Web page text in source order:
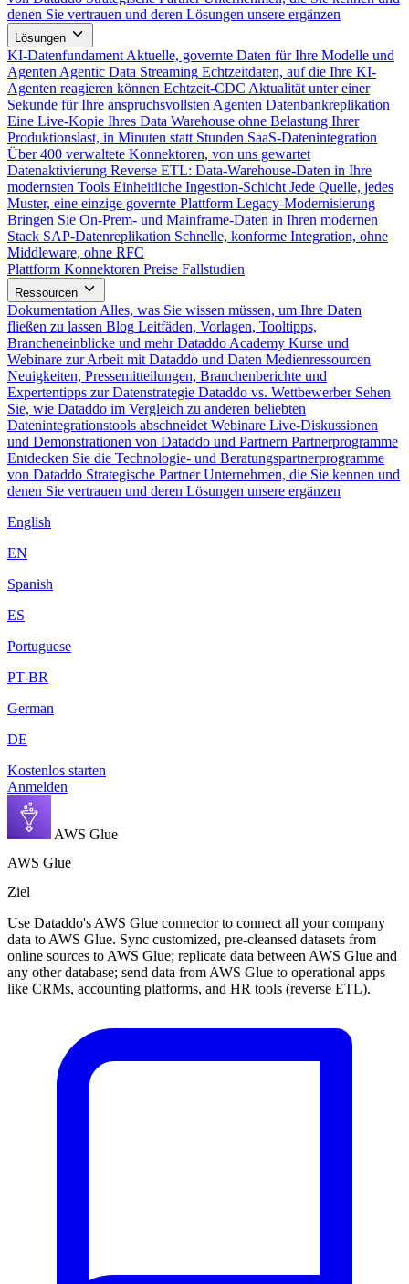
denen Sie vertrauen und deren Lösungen unsere ergänzen
Lösungen
KI-Datenfundament Aktuelle, governte Daten für Ihre Modelle und
Agenten Agentic Data Streaming Echtzeitdaten, auf die Ihre KI-
Agenten reagieren können Echtzeit-CDC Aktualität unter einer
Sekunde für Ihre anspruchsvollsten Agenten Datenbankreplikation
Eine Live-Kopie Ihres Data Warehouse ohne Belastung Ihrer
Produktionslast, in Minuten statt Stunden SaaS-Datenintegration
Über 400 verwaltete Konnektoren, von uns gewartet
Datenaktivierung Reverse ETL: Data-Warehouse-Daten in Ihre
modernsten Tools Einheitliche Ingestion-Schicht Jede Quelle, jedes
Muster, eine einzige governte Plattform Legacy-Modernisierung
Bringen Sie On-Prem- und Mainframe-Daten in Ihren modernen
Stack SAP-Datenreplikation Schnelle, konforme Integration, ohne
Middleware, ohne RFC
Plattform Konnektoren Preise Fallstudien
Ressourcen
Dokumentation Alles, was Sie wissen müssen, um Ihre Daten
fließen zu lassen Blog Leitfäden, Vorlagen, Tooltipps,
Brancheneinblicke und mehr Dataddo Academy Kurse und
Webinare zur Arbeit mit Dataddo und Daten Medienressourcen
Neuigkeiten, Pressemitteilungen, Branchenberichte und
Expertentipps zur Datenstrategie Dataddo vs. Wettbewerber Sehen
Sie, wie Dataddo im Vergleich zu anderen beliebten
Datenintegrationstools abschneidet Webinare Live-Diskussionen
und Demonstrationen von Dataddo und Partnern Partnerprogramme
Entdecken Sie die Technologie- und Beratungspartnerprogramme
von Dataddo Strategische Partner Unternehmen, die Sie kennen und
denen Sie vertrauen und deren Lösungen unsere ergänzen
English
EN
Spanish
ES
Portuguese
PT-BR
German
DE
Kostenlos starten
Anmelden
AWS Glue
AWS Glue
Ziel
Use Dataddo's AWS Glue connector to connect all your company
data to AWS Glue. Sync customized, pre-cleansed datasets from
online sources to AWS Glue; replicate data between AWS Glue and
any other database; send data from AWS Glue to operational apps
like CRMs, accounting platforms, and HR tools (reverse ETL).